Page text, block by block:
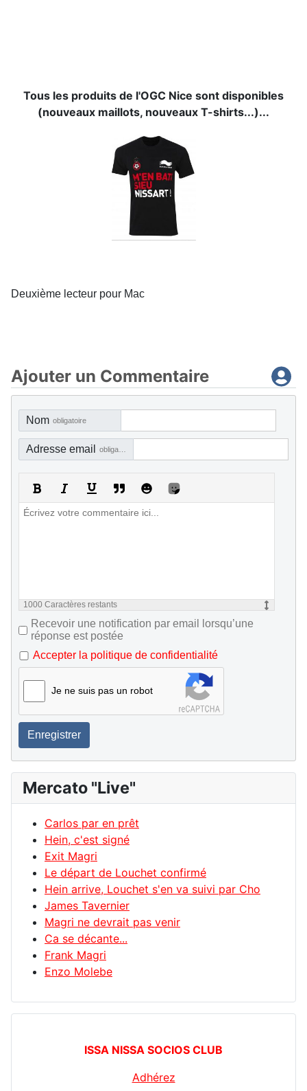
Tous les produits de l'OGC Nice sont disponibles
(nouveaux maillots, nouveaux T-shirts...)...
Deuxième lecteur pour Mac
Ajouter un Commentaire
Nom obligatoire
Adresse email obligatoire, mais pas visible
1000 Caractères restants
Recevoir une notification par email lorsqu’une
réponse est postée
Accepter la politique de confidentialité
Je ne suis pas un robot
Enregistrer
Mercato "Live"
Carlos par en prêt
Hein, c'est signé
Exit Magri
Le départ de Louchet confirmé
Hein arrive, Louchet s'en va suivi par Cho
James Tavernier
Magri ne devrait pas venir
Ca se décante...
Frank Magri
Enzo Molebe
ISSA NISSA SOCIOS CLUB
Adhérez